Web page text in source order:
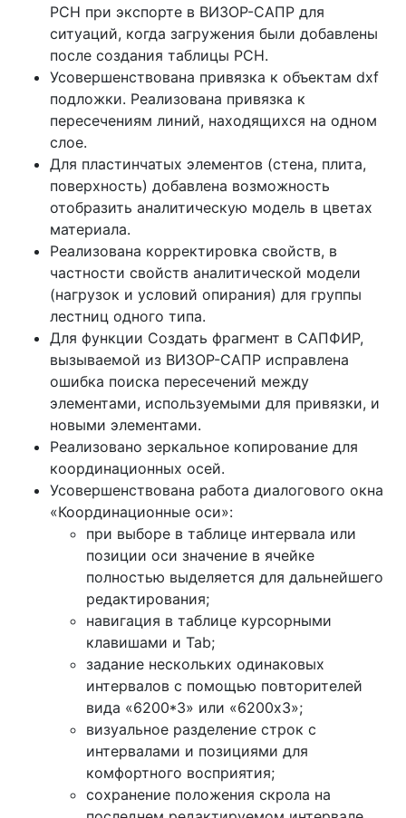
РСН при экспорте в ВИЗОР-САПР для
ситуаций, когда загружения были добавлены
после создания таблицы РСН.
Усовершенствована привязка к объектам dxf
подложки. Реализована привязка к
пересечениям линий, находящихся на одном
слое.
Для пластинчатых элементов (стена, плита,
поверхность) добавлена возможность
отобразить аналитическую модель в цветах
материала.
Реализована корректировка свойств, в
частности свойств аналитической модели
(нагрузок и условий опирания) для группы
лестниц одного типа.
Для функции Создать фрагмент в САПФИР,
вызываемой из ВИЗОР-САПР исправлена
ошибка поиска пересечений между
элементами, используемыми для привязки, и
новыми элементами.
Реализовано зеркальное копирование для
координационных осей.
Усовершенствована работа диалогового окна
«Координационные оси»:
при выборе в таблице интервала или
позиции оси значение в ячейке
полностью выделяется для дальнейшего
редактирования;
навигация в таблице курсорными
клавишами и Tab;
задание нескольких одинаковых
интервалов с помощью повторителей
вида «6200*3» или «6200х3»;
визуальное разделение строк с
интервалами и позициями для
комфортного восприятия;
сохранение положения скрола на